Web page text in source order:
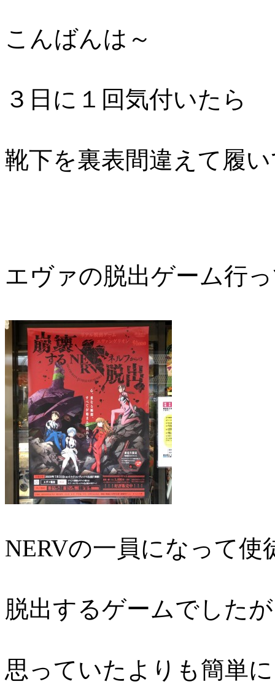
こんばんは～
３日に１回気付いたら
靴下を裏表間違えて履
エヴァの脱出ゲーム行
NERVの一員になって
脱出するゲームでしたが
思っていたよりも簡単